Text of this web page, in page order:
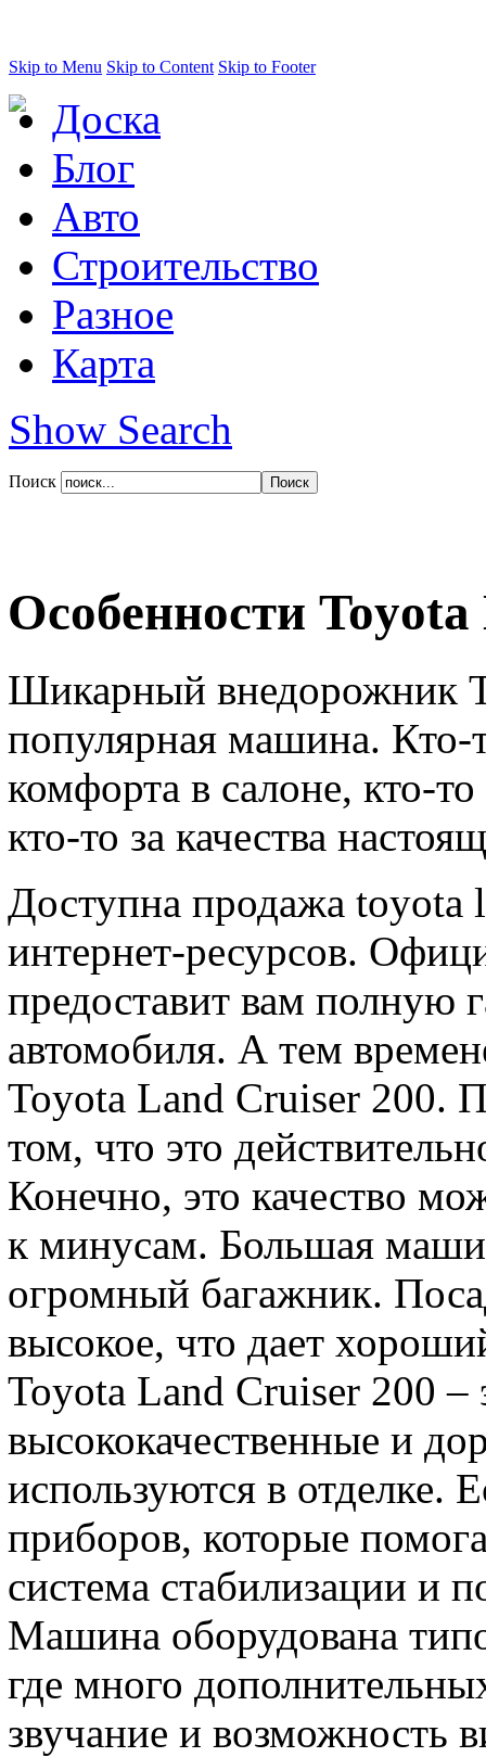
Skip to Menu Skip to Content Skip to Footer
Доска
Блог
Авто
Строительство
Разное
Карта
Show Search
Поиск
Особенности
Шикарный внедорожник
популярная машина.
комфорта в салоне, кто-
кто-то за качества
Доступна продажа
интернет-ресурсов.
предоставит вам полную
автомобиля. А тем
Toyota Land Cruiser 200.
том, что это
Конечно, это качество
к минусам. Большая
огромный багажник.
высокое, что дает
Toyota Land Cruiser 200
высококачественные и
используются в отделке.
приборов, которые
система стабилизации и
Машина оборудована
где много
звучание и возможность